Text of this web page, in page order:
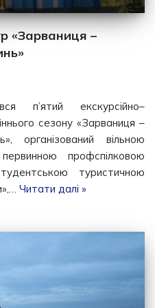
«Зарваниця –
п’ятий екскурсійно–
сезону «Зарваниця –
організований вільною
профспілковою
туристичною
Читати далі »